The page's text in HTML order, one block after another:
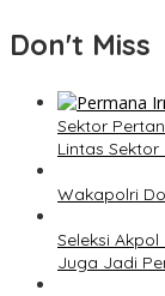
Don't Miss
Sektor
Lintas Sektor
Wakapolri
Seleksi
Juga Jadi